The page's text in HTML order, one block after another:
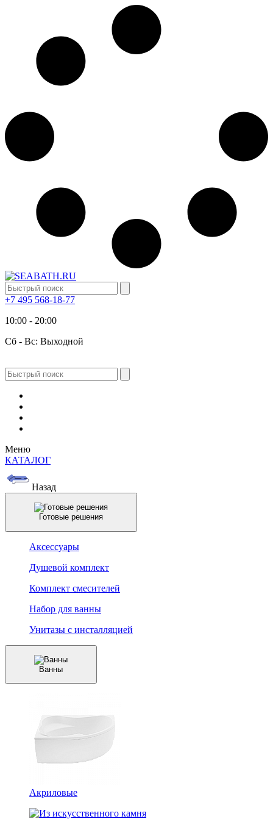
+7 495 568-18-77
10:00 - 20:00
Сб - Вс: Выходной
Меню
КАТАЛОГ
Назад
Готовые решения
Аксессуары
Душевой комплект
Комплект смесителей
Набор для ванны
Унитазы с инсталляцией
Ванны
Акриловые